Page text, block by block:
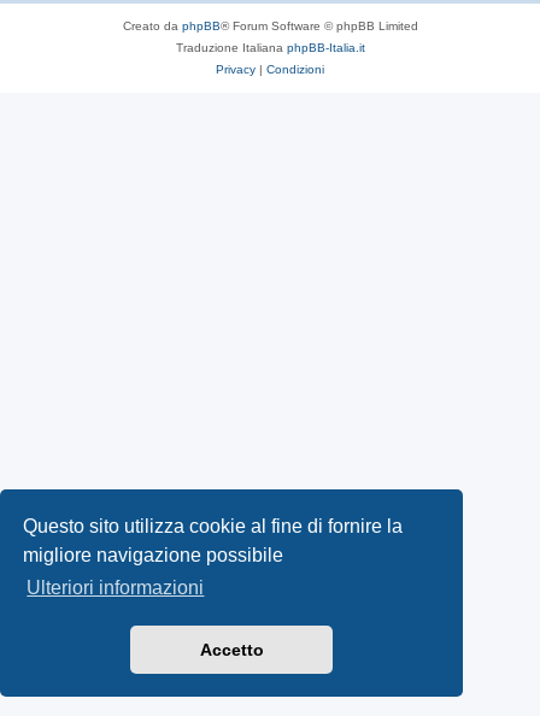
Questo sito utilizza cookie al fine di fornire la
migliore navigazione possibile
Ulteriori informazioni
Accetto
Creato da phpBB® Forum Software © phpBB Limited
Traduzione Italiana phpBB-Italia.it
Privacy | Condizioni